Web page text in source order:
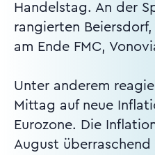
Handelstag. An der
rangierten
am Ende FMC,
Unter anderem
Mittag auf neue
Eurozone. Die
August überraschend